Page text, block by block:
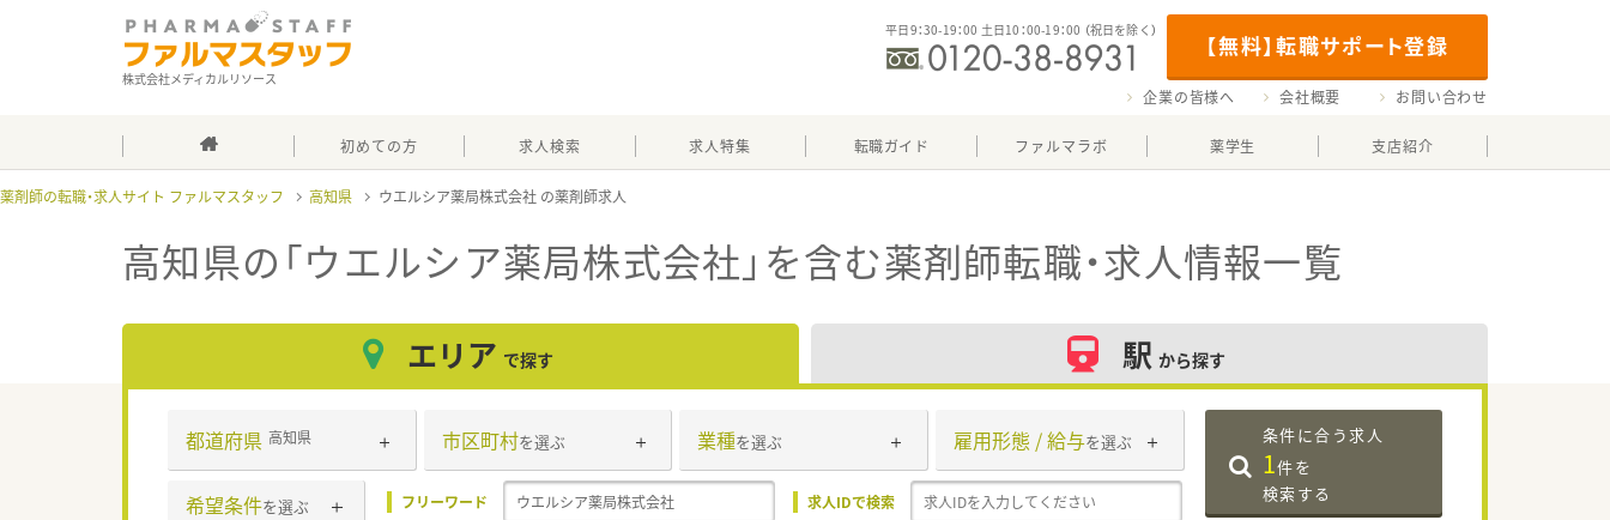
株式会社メディカルリソース
【無料】転職サポート登録
平日9：30-19：00 土日10：00-19：00 （祝日を除く）
企業の皆様へ 会社概要 お問い合わせ
初めての方 求人検索 求人特集 転職ガイド ファルマラボ 薬学生 支店紹介
薬剤師の転職・求人サイト ファルマスタッフ 高知県 ウエルシア薬局株式会社
高知県の「ウエルシア薬局株式会社」 を含む薬剤師転職・求人情報一覧
エリア で探す 駅 から探す
都道府県 高知県 市区町村を選ぶ 業種を選ぶ 雇用形態 / 給与を選ぶ
希望条件を選ぶ フリーワード 求人IDで検索
条件に合う求人
1件を
検索する